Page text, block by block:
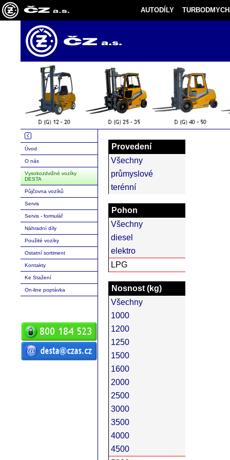
AUTODÍLY
Úvod
O nás
Vysokozdvižné vozíky
DESTA
Půjčovna vozíků
Servis
Servis - formulář
Náhradní díly
Použité vozíky
Ostatní sortiment
Kontakty
Ke Stažení
On-line poptávka
Provedení
Všechny
průmyslové
terénní
Pohon
Všechny
diesel
elektro
LPG
Nosnost (kg)
Všechny
1000
1200
1250
1500
1600
2000
2500
3000
3500
4000
4500